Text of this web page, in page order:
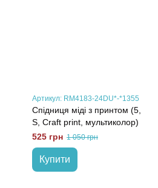
Артикул: RM4183-24DU*-*1355
Спідниця міді з принтом (5,
S, Craft print, мультиколор)
525 грн 1 050 грн
Купити